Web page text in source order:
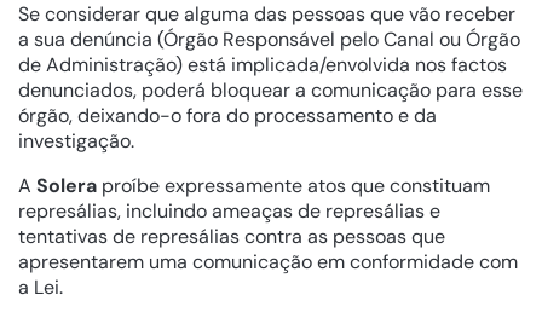
Se considerar que alguma das pessoas que vão receber
a sua denúncia (Órgão Responsável pelo Canal ou Órgão
de Administração) está implicada/envolvida nos factos
denunciados, poderá bloquear a comunicação para esse
órgão, deixando-o fora do processamento e da
investigação.
A Solera proíbe expressamente atos que constituam
represálias, incluindo ameaças de represálias e
tentativas de represálias contra as pessoas que
apresentarem uma comunicação em conformidade com
a Lei.